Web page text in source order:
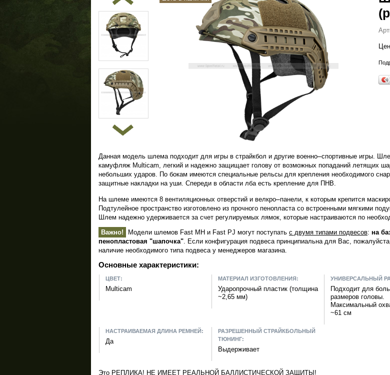
Данная модель шлема подходит для игры в страйкбол и другие военно–спортивные игры.
камуфляж Multicam, легкий и надежно защищает голову от возможных попаданий летящих
небольших ударов. По бокам имеются специальные рельсы для крепления необходимого
защитные накладки на уши. Спереди в области лба есть крепление для ПНВ.
На шлеме имеются 8 вентиляционных отверстий и велкро–панели, к которым крепится
Подтулейное пространство изготовлено из прочного пенопласта со встроенными мягкими
Шлем надежно удерживается за счет регулируемых лямок, которые настраиваются по
Важно!
Модели шлемов Fast MH и Fast PJ могут поступать с двумя типами подвесов: на
пенопластовая "шапочка". Если конфигурация подвеса принципиальна для Вас,
наличие необходимого типа подвеса у менеджеров магазина.
Основные характеристики:
ЦВЕТ:
Multicam
МАТЕРИАЛ ИЗГОТОВЛЕНИЯ:
Ударопрочный пластик (толщина
~2,65 мм)
УНИВЕРСАЛЬНЫЙ
Подходит для
размеров головы.
Максимальный
~61 см
НАСТРАИВАЕМАЯ ДЛИНА РЕМНЕЙ:
Да
РАЗРЕШЕННЫЙ СТРАЙКБОЛЬНЫЙ
ТЮНИНГ:
Выдерживает
Это РЕПЛИКА! НЕ ИМЕЕТ РЕАЛЬНОЙ БАЛЛИСТИЧЕСКОЙ ЗАЩИТЫ!